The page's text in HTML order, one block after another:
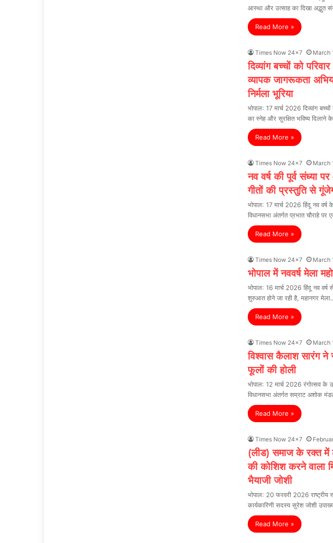
आस्था और उत्साह का दिखा अद्भुत
Read More »
Times Now 24x7 March
दिव्यांग बच्चों को
व्यापक जागरूकता
निर्मला भूरिया
भोपाल: 17 मार्च 2026 दिव्यांग
का स्नेह और सुरक्षित भविष्य दिलाने
Read More »
Times Now 24x7 March
नव वर्ष की पूर्व संध्या
गीतों की प्रस्तुति से
भोपाल: 17 मार्च 2026 हिंदू नव
विधानसभा अंतर्गत प्रभात चौराहे पर
Read More »
Times Now 24x7 March
भोपाल में नववर्ष मेला
भोपाल: 16 मार्च 2026 हिंदू नव वर्ष
शुरुआत होने जा रही है, महानगर
Read More »
Times Now 24x7 March
विश्वास कैलाश सारंग ने
फूलों की होली
भोपाल: 12 मार्च 2026 रंगोत्सव के
विधानसभा अंतर्गत सम्राट अशोक
Read More »
Times Now 24x7
(लीड) समाज के रक्त में
की कोशिश करने वाला
भैयाजी जोशी
भोपाल: 20 फरवरी 2026
कार्यकारिणी सदस्य सुरेश जोशी
Read More »